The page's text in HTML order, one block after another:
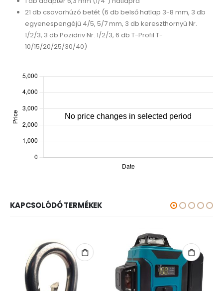
21 db csavarhúzó betét (6 db belső hatlap 3-8 mm, 3 db
egyenespengéjű 4/5, 5/7 mm, 3 db kereszthornyú Nr.
1/2/3, 3 db Pozidriv Nr. 1/2/3, 6 db T-Profil T-
10/15/20/25/30/40)
KAPCSOLÓDÓ TERMÉKEK